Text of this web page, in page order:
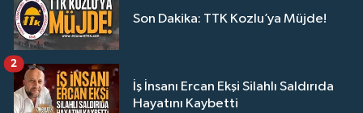
Son Dakika: TTK Kozlu’ya Müjde!
İş İnsanı Ercan Ekşi Silahlı Saldırıda
Hayatını Kaybetti
2